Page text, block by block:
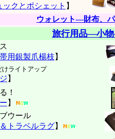
クとポシェット 】
ウォレット―財布、
旅行用品―小
用銀製爪楊枝 】
けライトアップ
】
！
】
ウール
トラベルラグ】